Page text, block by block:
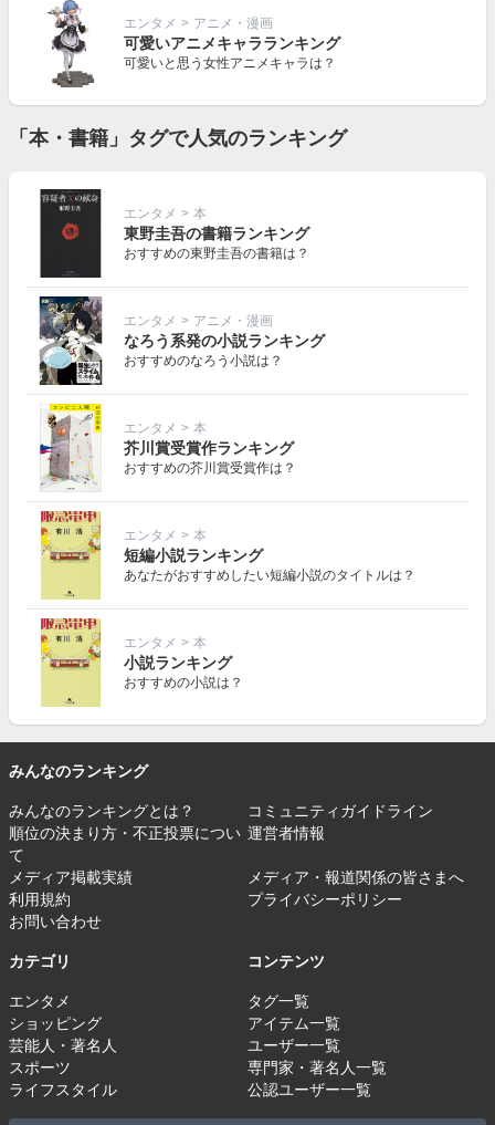
エンタメ > アニメ・漫画
可愛いアニメキャラランキング
可愛いと思う女性アニメキャラは？
「本・書籍」タグで人気のランキング
エンタメ > 本
東野圭吾の書籍ランキング
おすすめの東野圭吾の書籍は？
エンタメ > アニメ・漫画
なろう系発の小説ランキング
おすすめのなろう小説は？
エンタメ > 本
芥川賞受賞作ランキング
おすすめの芥川賞受賞作は？
エンタメ > 本
短編小説ランキング
あなたがおすすめしたい短編小説のタイトルは？
エンタメ > 本
小説ランキング
おすすめの小説は？
みんなのランキング
みんなのランキングとは？
コミュニティガイドライン
順位の決まり方・不正投票につい
て
運営者情報
メディア掲載実績
メディア・報道関係の皆さまへ
利用規約
プライバシーポリシー
お問い合わせ
カテゴリ
エンタメ
ショッピング
芸能人・著名人
スポーツ
ライフスタイル
コンテンツ
タグ一覧
アイテム一覧
ユーザー一覧
専門家・著名人一覧
公認ユーザー一覧